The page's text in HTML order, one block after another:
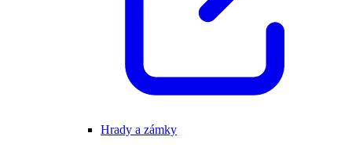
Hrady a zámky